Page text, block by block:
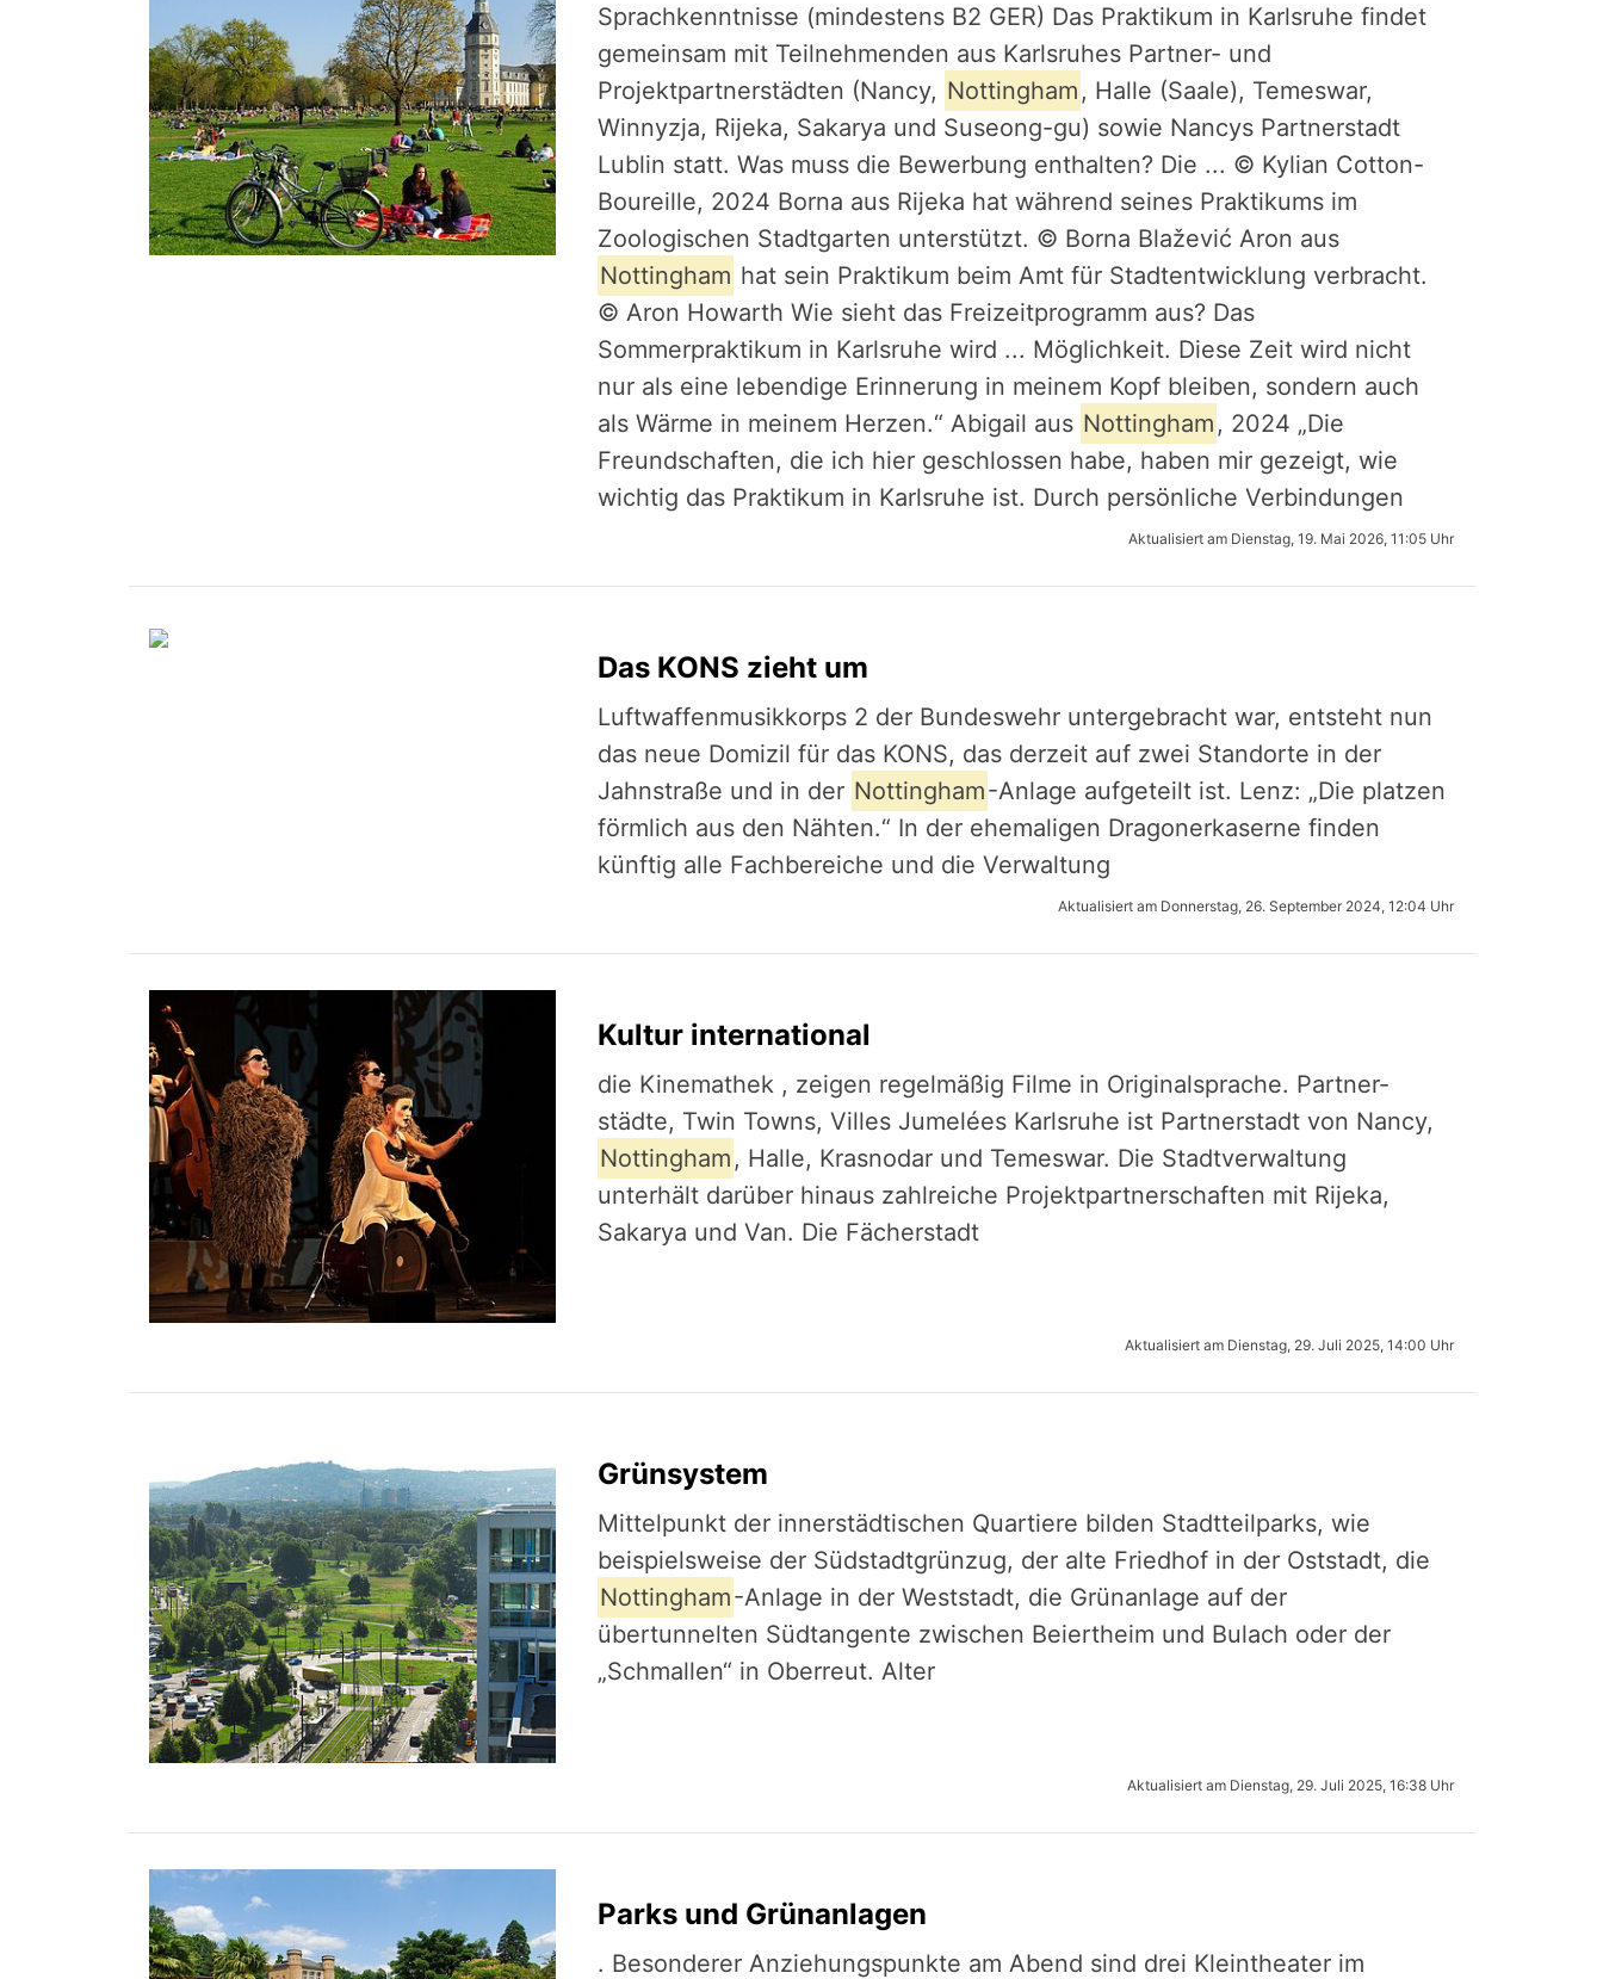
Sprachkenntnisse (mindestens B2 GER) Das Praktikum in Karlsruhe findet
gemeinsam mit Teilnehmenden aus Karlsruhes Partner- und
Projektpartnerstädten (Nancy, Nottingham , Halle (Saale), Temeswar,
Winnyzja, Rijeka, Sakarya und Suseong-gu) sowie Nancys Partnerstadt
Lublin statt. Was muss die Bewerbung enthalten? Die ... © Kylian Cotton-
Boureille, 2024 Borna aus Rijeka hat während seines Praktikums im
Zoologischen Stadtgarten unterstützt. © Borna Blažević Aron aus
Nottingham hat sein Praktikum beim Amt für Stadtentwicklung verbracht.
© Aron Howarth Wie sieht das Freizeitprogramm aus? Das
Sommerpraktikum in Karlsruhe wird ... Möglichkeit. Diese Zeit wird nicht
nur als eine lebendige Erinnerung in meinem Kopf bleiben, sondern auch
als Wärme in meinem Herzen.“ Abigail aus Nottingham , 2024 „Die
Freundschaften, die ich hier geschlossen habe, haben mir gezeigt, wie
wichtig das Praktikum in Karlsruhe ist. Durch persönliche Verbindungen
Aktualisiert am Dienstag, 19. Mai 2026, 11:05 Uhr
Das KONS zieht um
Luftwaffenmusikkorps 2 der Bundeswehr untergebracht war, entsteht nun
das neue Domizil für das KONS, das derzeit auf zwei Standorte in der
Jahnstraße und in der Nottingham-Anlage aufgeteilt ist. Lenz: „Die platzen
förmlich aus den Nähten.“ In der ehemaligen Dragonerkaserne finden
künftig alle Fachbereiche und die Verwaltung
Aktualisiert am Donnerstag, 26. September 2024, 12:04 Uhr
Kultur international
die Kinemathek , zeigen regelmäßig Filme in Origi­nal­spra­che. Partner­
städte, Twin Towns, Villes Jumelées Karlsruhe ist Partner­stadt von Nancy,
Nottingham , Halle, Krasnodar und Temeswar. Die Stadtverwaltung
unterhält darüber hinaus zahlreiche Projektpartnerschaften mit Rijeka,
Sakarya und Van. Die Fächerstadt
Aktualisiert am Dienstag, 29. Juli 2025, 14:00 Uhr
Grünsystem
Mittel­punkt der innerstädtischen Quartiere bilden Stadt­teil­parks, wie
beispielsweise der Südstadtgrünzug, der alte Friedhof in der Oststadt, die
Nottingham-Anlage in der Weststadt, die Grünanlage auf der
übertunnelten Südtangente zwischen Beiertheim und Bulach oder der
„Schmallen“ in Oberreut. Alter
Aktualisiert am Dienstag, 29. Juli 2025, 16:38 Uhr
Parks und Grünanlagen
. Besonderer Anzie­hungs­punkte am Abend sind drei Klein­thea­ter im